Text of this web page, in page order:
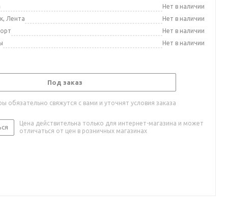
Нет в наличии
Лента
Нет в наличии
Нет в наличии
Нет в наличии
Под заказ
обязательно свяжутся с вами и уточнят условия заказа
Цена действительна только для интернет-магазина и может
отличаться от цен в розничных магазинах